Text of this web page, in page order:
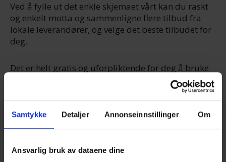
Samtykke Detaljer Annonseinnstillinger Om
Ansvarlig bruk av dataene dine
Ved å fylle ut det enkle skjemaet vårt kan du raskt
og enkelt motta og sammenligne flere tilbud fra
lokale leverandører, og velge det beste tilbudet for
deg.
Det er helt gratis og uforpliktende for deg å bruke
anbudstjenesten vår, så det eneste du risikerer når
du fyller ut skjemaet, er å få flere gode tilbud å
velge mellom.